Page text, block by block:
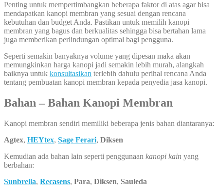
Penting untuk mempertimbangkan beberapa faktor di atas agar bisa
mendapatkan kanopi membran yang sesuai dengan rencana
kebutuhan dan budget Anda. Pastikan untuk memilih kanopi
membran yang bagus dan berkualitas sehingga bisa bertahan lama
juga memberikan perlindungan optimal bagi pengguna.
Seperti semakin banyaknya volume yang dipesan maka akan
memungkinkan harga kanopi jadi semakin lebih murah, alangkah
baiknya untuk konsultasikan terlebih dahulu perihal rencana Anda
tentang pembuatan kanopi membran kepada penyedia jasa kanopi.
Bahan – Bahan Kanopi Membran
Kanopi membran sendiri memiliki beberapa jenis bahan diantaranya:
Agtex, HEYtex, Sage Ferari, Diksen
Kemudian ada bahan lain seperti penggunaan kanopi kain yang
berbahan:
Sunbrella, Recasens, Para, Diksen, Sauleda